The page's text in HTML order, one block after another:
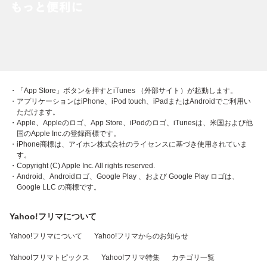
・「App Store」ボタンを押すとiTunes （外部サイト）が起動します。
・アプリケーションはiPhone、iPod touch、iPadまたはAndroidでご利用い
ただけます。
・Apple、Appleのロゴ、App Store、iPodのロゴ、iTunesは、米国および他
国のApple Inc.の登録商標です。
・iPhone商標は、アイホン株式会社のライセンスに基づき使用されていま
す。
・Copyright (C) Apple Inc. All rights reserved.
・Android、Androidロゴ、Google Play 、および Google Play ロゴは、
Google LLC の商標です。
Yahoo!フリマについて
Yahoo!フリマについて Yahoo!フリマからのお知らせ
Yahoo!フリマトピックス Yahoo!フリマ特集 カテゴリ一覧